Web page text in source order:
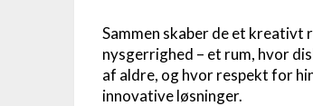
Sammen skaber de et
nysgerrighed – et rum, hvor
af aldre, og hvor respekt for
innovative løsninger.